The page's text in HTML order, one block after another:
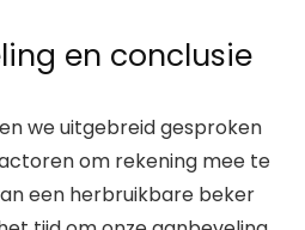
en conclusie
we uitgebreid gesproken
om rekening mee te
een herbruikbare beker